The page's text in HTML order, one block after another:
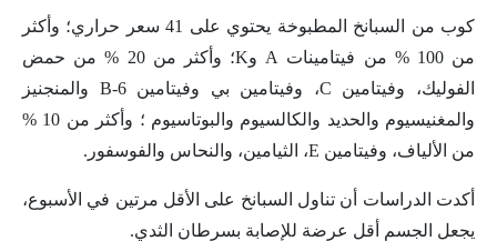
كوب من السبانخ المطبوخة يحتوي على 41 سعر حراري؛ وأكثر
من 100 % من فيتامينات A وK؛ وأكثر من 20 % من حمض
الفوليك، وفيتامين C، وفيتامين بي وفيتامين B-6 والمنجنيز
والمغنيسيوم والحديد والكالسيوم والبوتاسيوم ؛ وأكثر من 10 %
من الألياف، وفيتامين E، الثيامين، والنحاس والفوسفور.
أكدت الدراسات أن تناول السبانخ على الأقل مرتين في الأسبوع،
يجعل الجسم أقل عرضة للإصابة بسرطان الثدي.